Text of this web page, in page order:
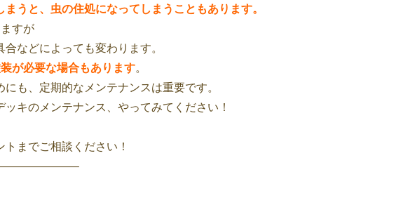
うと、虫の住処になってしまうこともあります。
すが
などによっても変わります。
が必要な場合もあります。
も、定期的なメンテナンスは重要です。
キのメンテナンス、やってみてください！
までご相談ください！